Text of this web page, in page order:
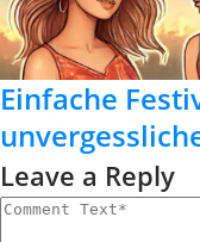
Einfache
Leave a Reply